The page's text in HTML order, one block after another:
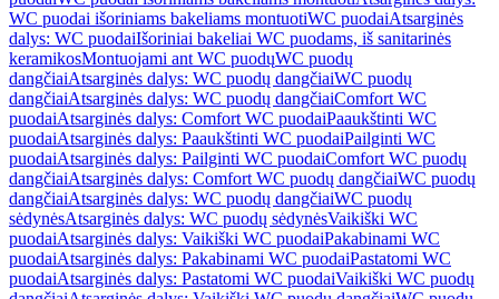
WC puodai išoriniams bakeliams montuotiWC puodaiAtsarginės
dalys: WC puodaiIšoriniai bakeliai WC puodams, iš sanitarinės
keramikosMontuojami ant WC puodųWC puodų
dangčiaiAtsarginės dalys: WC puodų dangčiaiWC puodų
dangčiaiAtsarginės dalys: WC puodų dangčiaiComfort WC
puodaiAtsarginės dalys: Comfort WC puodaiPaaukštinti WC
puodaiAtsarginės dalys: Paaukštinti WC puodaiPailginti WC
puodaiAtsarginės dalys: Pailginti WC puodaiComfort WC puodų
dangčiaiAtsarginės dalys: Comfort WC puodų dangčiaiWC puodų
dangčiaiAtsarginės dalys: WC puodų dangčiaiWC puodų
sėdynėsAtsarginės dalys: WC puodų sėdynėsVaikiški WC
puodaiAtsarginės dalys: Vaikiški WC puodaiPakabinami WC
puodaiAtsarginės dalys: Pakabinami WC puodaiPastatomi WC
puodaiAtsarginės dalys: Pastatomi WC puodaiVaikiški WC puodų